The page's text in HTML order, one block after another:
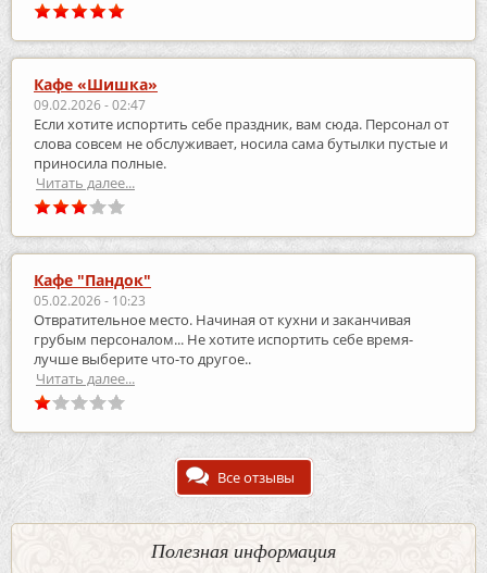
Кафе «Шишка»
09.02.2026 - 02:47
Если хотите испортить себе праздник, вам сюда. Персонал от
слова совсем не обслуживает, носила сама бутылки пустые и
приносила полные.
Читать далее...
Кафе "Пандок"
05.02.2026 - 10:23
Отвратительное место. Начиная от кухни и заканчивая
грубым персоналом... Не хотите испортить себе время-
лучше выберите что-то другое..
Читать далее...
Все отзывы
Полезная информация